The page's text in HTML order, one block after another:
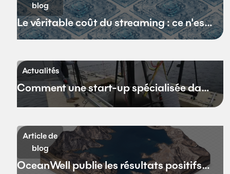
blog
Le véritable coût du streaming : ce n'est
pas la bande passante
Actualités
Comment une start-up spécialisée dans
le dessalement en eaux profondes
l'approvisionnement en eau de la
Californie
Article de
blog
OceanWell publie les résultats positifs